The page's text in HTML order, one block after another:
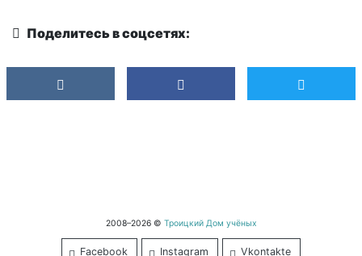
Поделитесь в соцсетях:
2008–2026 © Троицкий Дом учёных
Facebook Instagram Vkontakte